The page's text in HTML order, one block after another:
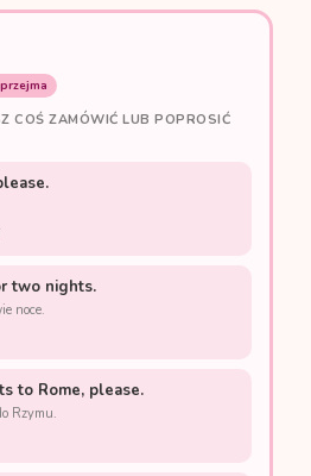
COŚ ZAMÓWIĆ LUB POPROSIĆ
two nights.
noce.
to Rome, please.
Rzymu.